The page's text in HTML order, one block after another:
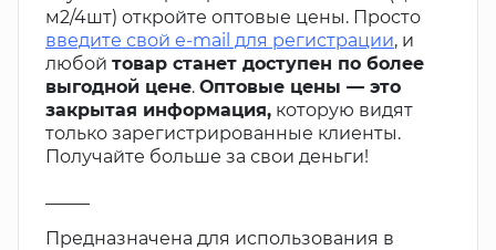
м2/4шт) откройте оптовые цены. Просто
введите свой e-mail для регистрации, и
любой товар станет доступен по более
выгодной цене. Оптовые цены — это
закрытая информация, которую видят
только зарегистрированные клиенты.
Получайте больше за свои деньги!
Предназначена для использования в